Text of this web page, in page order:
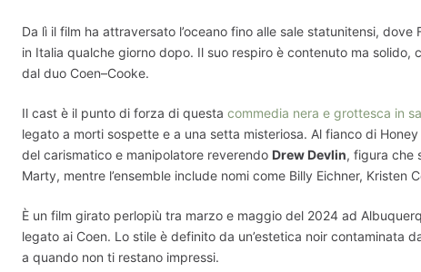
Da lì il film ha attraversato l’oceano fino alle sale statunitensi,
in Italia qualche giorno dopo. Il suo respiro è contenuto ma
dal duo Coen–Cooke.
Il cast è il punto di forza di questa commedia nera e grottesca in
legato a morti sospette e a una setta misteriosa. Al fianco di
del carismatico e manipolatore reverendo Drew Devlin, figura che
Marty, mentre l’ensemble include nomi come Billy Eichner,
È un film girato perlopiù tra marzo e maggio del 2024 ad
legato ai Coen. Lo stile è definito da un’estetica noir contaminata
a quando non ti restano impressi.